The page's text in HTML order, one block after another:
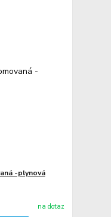
-plynová
na dotaz